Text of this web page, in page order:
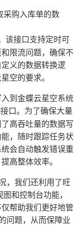
采购入库单的数
该接口支持定时可
限流问题，确保不
义的数据转换逻
空的要求。
到金蝶云星空系统
口。为了确保大量
高吞吐量的数据写
，随时跟踪任务状
会自动触发错误重
高整体效率。
，我们还利用了旺
和控制台功能，
帮助我们更好地管
问题，从而保障业